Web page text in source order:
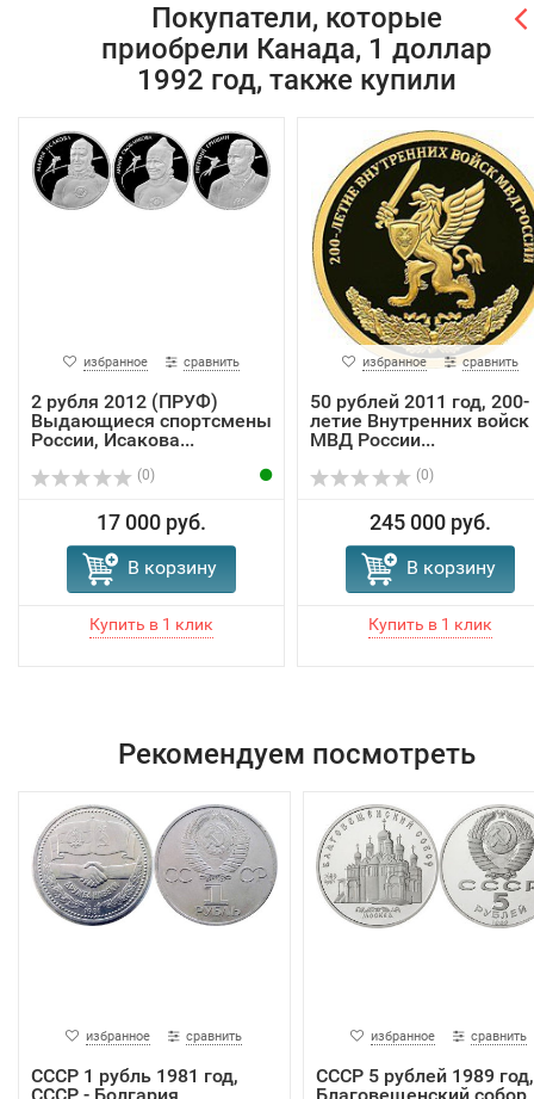
Покупатели, которые
приобрели Канада, 1 доллар
1992 год, также купили
избранное сравнить
2 рубля 2012 (ПРУФ)
Выдающиеся спортсмены
России, Исакова...
(0)
17 000 руб.
В корзину
избранное сравнить
50 рублей 2011 год, 200-
летие Внутренних войск
МВД России...
(0)
245 000 руб.
В корзину
Рекомендуем посмотреть
избранное сравнить
СССР 1 рубль 1981 год,
избранное сравнить
СССР 5 рублей 1989 год,